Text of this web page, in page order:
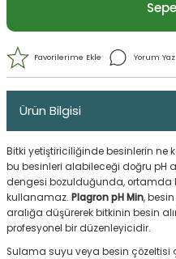
Ürün Bilgisi
Bitki yetiştiriciliğinde besinlerin ne
bu besinleri alabileceği doğru pH
dengesi bozulduğunda, ortamda
kullanamaz. Plagron pH Min,
aralığa düşürerek bitkinin besin
profesyonel bir düzenleyicidir.
Sulama suyu veya besin